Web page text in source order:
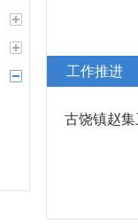
工作推进
古饶镇赵